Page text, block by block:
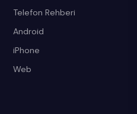
Telefon Rehberi
Android
iPhone
Web